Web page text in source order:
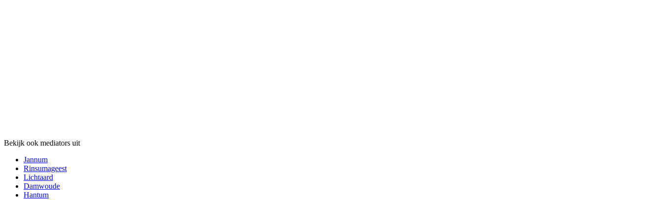
Bekijk ook mediators uit
Jannum
Rinsumageest
Lichtaard
Damwoude
Hantum